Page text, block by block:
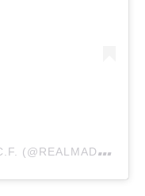
โ
พสต์ที่แชร์โดย REAL MADRID C.F. (@REALMADRID)